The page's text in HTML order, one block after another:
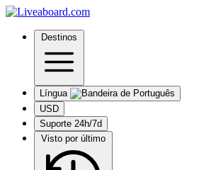
Destinos
Língua
USD
Suporte 24h/7d
Visto por último